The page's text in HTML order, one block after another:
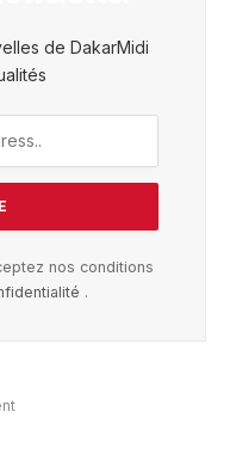
de DakarMidi
nos conditions
.